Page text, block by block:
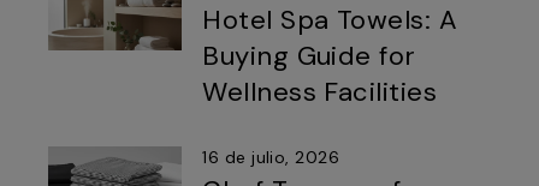
Hotel Spa Towels: A
Buying Guide for
Wellness Facilities
16 de julio, 2026